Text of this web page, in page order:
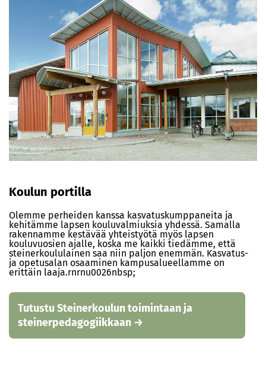
Koulun portilla
Olemme perheiden kanssa kasvatuskumppaneita ja
kehitämme lapsen kouluvalmiuksia yhdessä. Samalla
rakennamme kestävää yhteistyötä myös lapsen
kouluvuosien ajalle, koska me kaikki tiedämme, että
steinerkoululainen saa niin paljon enemmän. Kasvatus-
ja opetusalan osaaminen kampusalueellamme on
erittäin laaja.rnrnu0026nbsp;
Tutustu Steinerkoulun toimintaan ja
steinerpedagogiikkaan →